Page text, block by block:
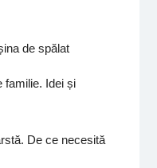
de spălat
familie. Idei și
De ce necesită